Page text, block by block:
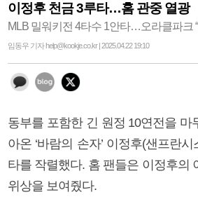
이정후 천금 3루타…홈 관중 열광
MLB 밀워키전 4타수 1안타…오라클파크
임동우 기자 help@kookje.co.kr | 2025.04.22 19:10
동부를 포함한 긴 원정 10연전을 마
아온 ‘바람의 손자’ 이정후(샌프란
타를 작렬했다. 홈 팬들은 이정후의
위상을 보여줬다.